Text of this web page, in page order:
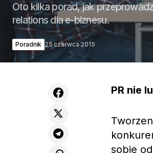
Oto kilka porad, jak
relations dla e-biznesu.
Poradnik 25 czerwca 2015
PR nie
sobie